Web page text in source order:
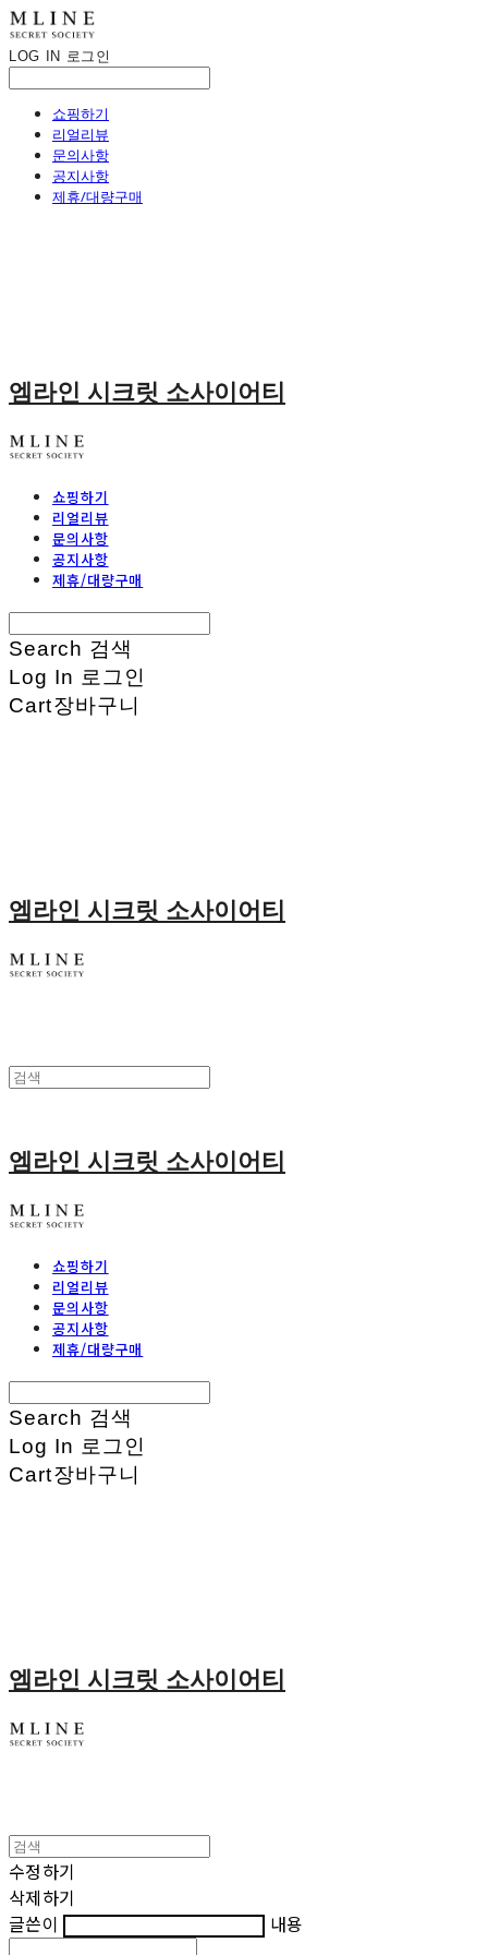
LOG IN 로그인
쇼핑하기
리얼리뷰
문의사항
공지사항
제휴/대량구매
엠라인 시크릿 소사이어티
쇼핑하기
리얼리뷰
문의사항
공지사항
제휴/대량구매
Search 검색
Log In 로그인
Cart장바구니
엠라인 시크릿 소사이어티
엠라인 시크릿 소사이어티
쇼핑하기
리얼리뷰
문의사항
공지사항
제휴/대량구매
Search 검색
Log In 로그인
Cart장바구니
엠라인 시크릿 소사이어티
수정하기
삭제하기
글쓴이
내용